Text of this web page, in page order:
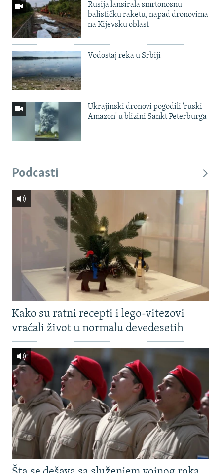
Rusija lansirala smrtonosnu
balističku raketu, napad dronovima
na Kijevsku oblast
Vodostaj reka u Srbiji
Ukrajinski dronovi pogodili 'ruski
Amazon' u blizini Sankt Peterburga
Podcasti
Kako su ratni recepti i lego-vitezovi
vraćali život u normalu devedesetih